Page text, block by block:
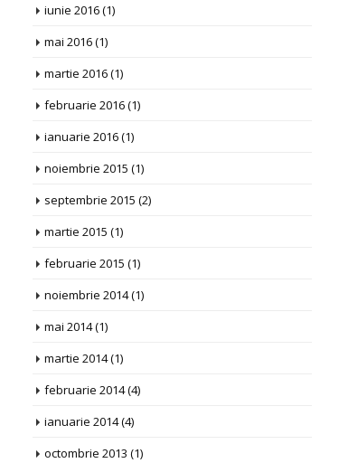
iunie 2016(1)
mai 2016(1)
martie 2016(1)
februarie 2016(1)
ianuarie 2016(1)
noiembrie 2015 (1)
septembrie 2015 (2)
martie 2015 (1)
februarie 2015 (1)
noiembrie 2014(1)
mai 2014(1)
martie 2014(1)
februarie 2014(4)
ianuarie 2014(4)
octombrie 2013 (1)